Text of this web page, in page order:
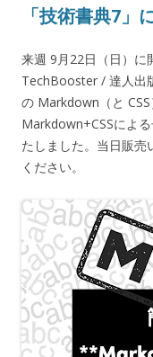
「技術書典7」
来週 9月22日（日）に
TechBooster / 達人出
の Markdown（と
Markdown+CSSによ
たしました。当日販売
ください。